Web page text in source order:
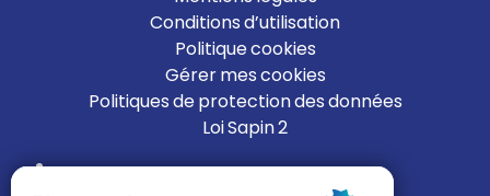
Conditions d’utilisation
Politique cookies
Gérer mes cookies
Politiques de protection des données
Loi Sapin 2
Liens